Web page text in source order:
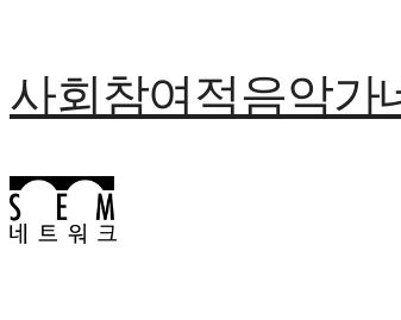
사회참여적음악가